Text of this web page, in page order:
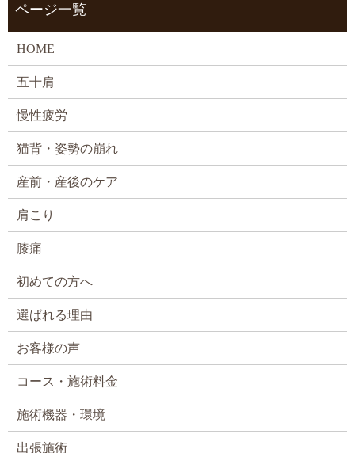
ページ一覧
HOME
五十肩
慢性疲労
猫背・姿勢の崩れ
産前・産後のケア
肩こり
膝痛
初めての方へ
選ばれる理由
お客様の声
コース・施術料金
施術機器・環境
出張施術